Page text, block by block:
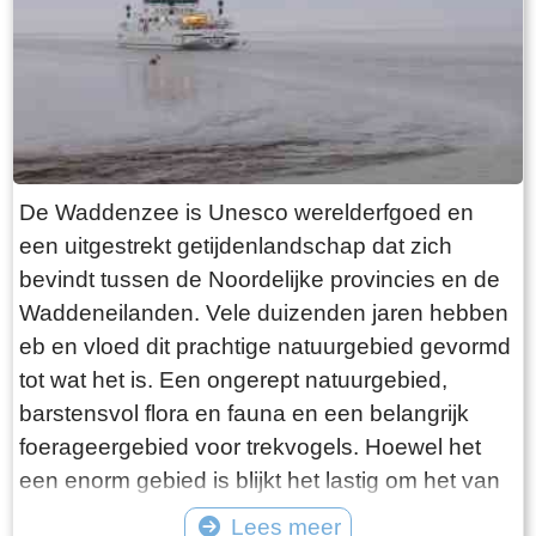
want deze is aan de binnenkant ook de moeite
waard. Er hangt een aantal historische houten
rouwborden aan de muur. In de huizen brandt
licht en de kachel. Aan de andere kant van de
terp loop je weer naar beneden, nu via voetpad
van gele klinkers. Als je daarna links aanhoudt
kom je gewoon weer uit waar je bent begonnen.
Het is moeilijk voor te stellen dat een dergelijk
terp ooit door mensenhanden is gemaakt.
Terpen hadden een belangrijke functie als
bescherming tegen overstromingen vanuit zee.
Na de aanleg van dijken werden ze, ontdaan
van hun nut, voor het grootste deel weer
afgegraven. De vruchtbare grond naar elders
verscheept. Hoe rigoureus deze vorm van
De Waddenzee is Unesco werelderfgoed en
een uitgestrekt getijdenlandschap dat zich
bevindt tussen de Noordelijke provincies en de
Waddeneilanden. Vele duizenden jaren hebben
eb en vloed dit prachtige natuurgebied gevormd
tot wat het is. Een ongerept natuurgebied,
barstensvol flora en fauna en een belangrijk
foerageergebied voor trekvogels. Hoewel het
een enorm gebied is blijkt het lastig om het van
dichtbij te zien en ervaren. Natuurlijk kun je in
Lees meer